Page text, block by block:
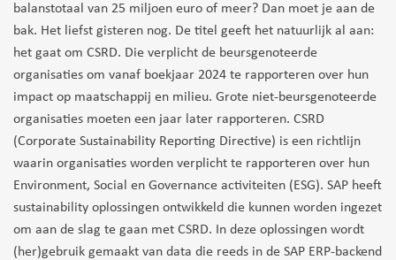
balanstotaal van 25 miljoen euro of meer? Dan moet je aan de
bak. Het liefst gisteren nog. De titel geeft het natuurlijk al aan:
het gaat om CSRD. Die verplicht de beursgenoteerde
organisaties om vanaf boekjaar 2024 te rapporteren over hun
impact op maatschappij en milieu. Grote niet-beursgenoteerde
organisaties moeten een jaar later rapporteren. CSRD
(Corporate Sustainability Reporting Directive) is een richtlijn
waarin organisaties worden verplicht te rapporteren over hun
Environment, Social en Governance activiteiten (ESG). SAP heeft
sustainability oplossingen ontwikkeld die kunnen worden ingezet
om aan de slag te gaan met CSRD. In deze oplossingen wordt
(her)gebruik gemaakt van data die reeds in de SAP ERP-backend